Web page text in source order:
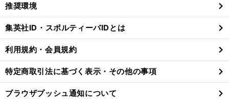
閉
る
推奨環境
集英社ID・スポルティーバIDとは
利用規約・会員規約
特定商取引法に基づく表示・その他の事項
ブラウザプッシュ通知について